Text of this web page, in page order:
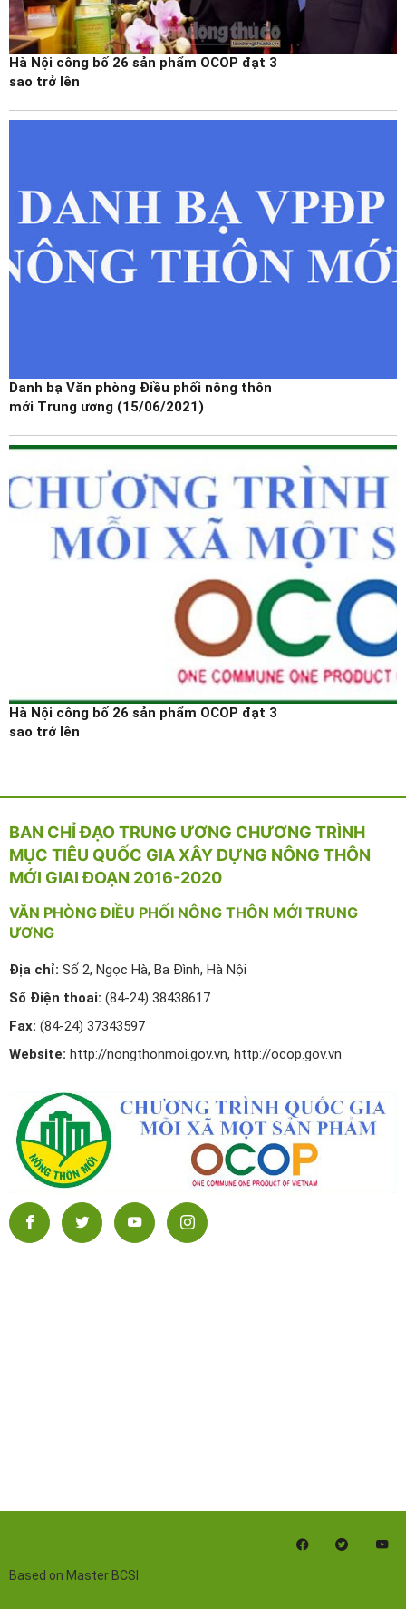
Hà Nội công bố 26 sản phẩm OCOP đạt 3
sao trở lên
Danh bạ Văn phòng Điều phối nông thôn
mới Trung ương (15/06/2021)
Hà Nội công bố 26 sản phẩm OCOP đạt 3
sao trở lên
BAN CHỈ ĐẠO TRUNG ƯƠNG CHƯƠNG TRÌNH
MỤC TIÊU QUỐC GIA XÂY DỰNG NÔNG THÔN
MỚI GIAI ĐOẠN 2016-2020
VĂN PHÒNG ĐIỀU PHỐI NÔNG THÔN MỚI TRUNG
ƯƠNG
Địa chỉ: Số 2, Ngọc Hà, Ba Đình, Hà Nội
Số Điện thoai: (84-24) 38438617
Fax: (84-24) 37343597
Website: http://nongthonmoi.gov.vn, http://ocop.gov.vn
Based on Master BCSI